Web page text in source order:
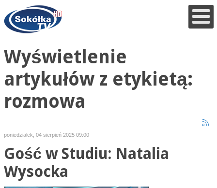
Wyświetlenie
artykułów z etykietą:
rozmowa
poniedziałek, 04 sierpień 2025 09:00
Gość w Studiu: Natalia
Wysocka